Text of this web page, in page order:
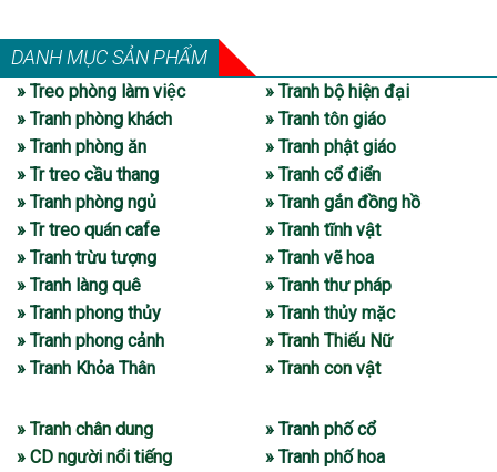
DANH MỤC SẢN PHẨM
» Treo phòng làm việc
» Tranh phòng khách
» Tranh phòng ăn
» Tr treo cầu thang
» Tranh phòng ngủ
» Tr treo quán cafe
» Tranh trừu tượng
» Tranh làng quê
» Tranh phong thủy
» Tranh phong cảnh
» Tranh Khỏa Thân
» Tranh bộ hiện đại
» Tranh tôn giáo
» Tranh phật giáo
» Tranh cổ điển
» Tranh gắn đồng hồ
» Tranh tĩnh vật
» Tranh vẽ hoa
» Tranh thư pháp
» Tranh thủy mặc
» Tranh Thiếu Nữ
» Tranh con vật
» Tranh chân dung
» CD người nổi tiếng
» Tranh phố cổ
» Tranh phố hoa